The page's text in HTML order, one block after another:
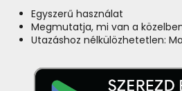
Egyszerű használat
Megmutatja, mi van a
Utazáshoz nélkülözhetetlen: